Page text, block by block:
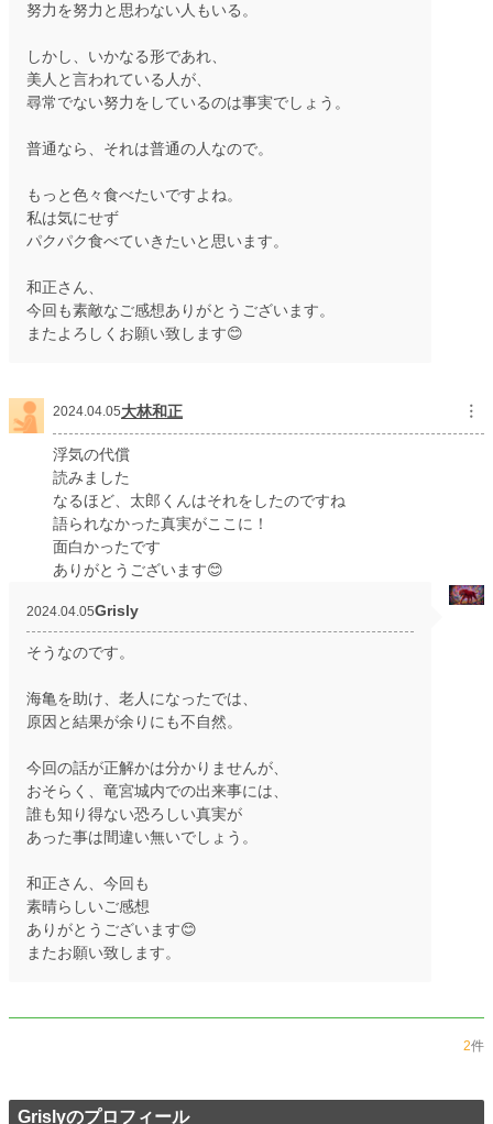
努力を努力と思わない人もいる。
しかし、いかなる形であれ、
美人と言われている人が、
尋常でない努力をしているのは事実でしょう。
普通なら、それは普通の人なので。
もっと色々食べたいですよね。
私は気にせず
パクパク食べていきたいと思います。
和正さん、
今回も素敵なご感想ありがとうございます。
またよろしくお願い致します😊
2024.04.05大林和正 ︙
浮気の代償
読みました
なるほど、太郎くんはそれをしたのですね
語られなかった真実がここに！
面白かったです
ありがとうございます😊
2024.04.05Grisly
そうなのです。
海亀を助け、老人になったでは、
原因と結果が余りにも不自然。
今回の話が正解かは分かりませんが、
おそらく、竜宮城内での出来事には、
誰も知り得ない恐ろしい真実が
あった事は間違い無いでしょう。
和正さん、今回も
素晴らしいご感想
ありがとうございます😊
またお願い致します。
2件
Grislyのプロフィール